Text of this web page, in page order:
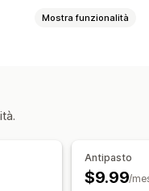
Pop-up
Mostra funzionalità
Antipasto
$9.99/